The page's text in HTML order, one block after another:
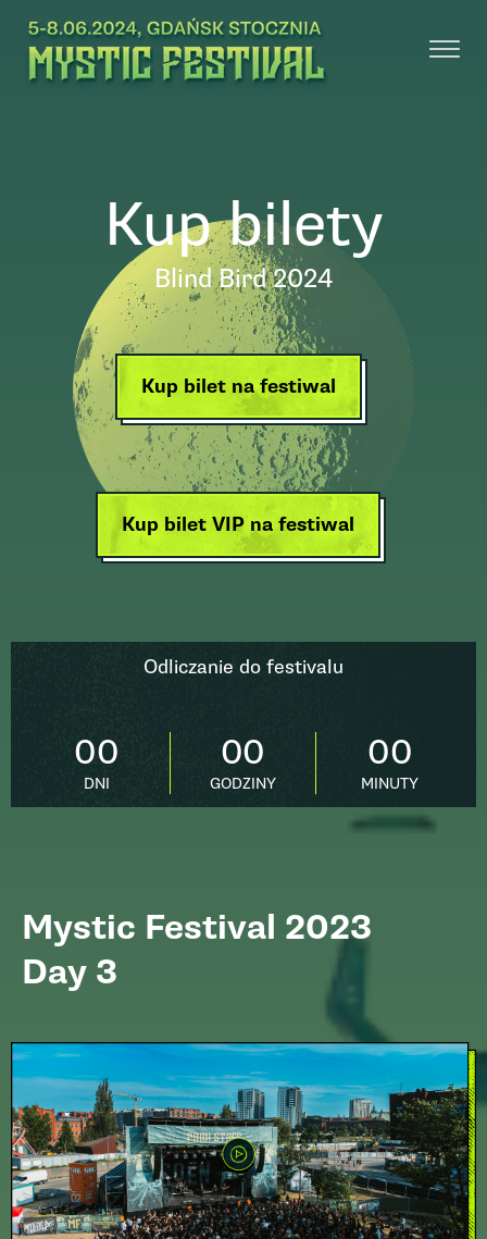
Kup bilety
Blind Bird 2024
Kup bilet na festiwal
Kup bilet VIP na festiwal
Mystic Festival 2023
Day 3
Odliczanie do festivalu
00
DNI
00
GODZINY
00
MINUTY